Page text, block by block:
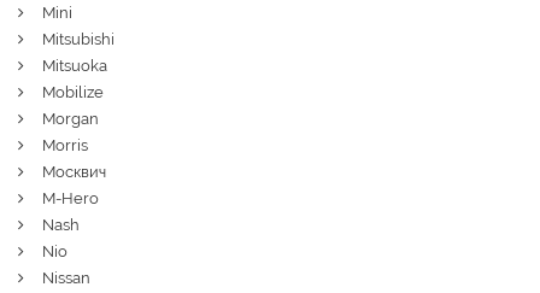
Mini
Mitsubishi
Mitsuoka
Mobilize
Morgan
Morris
Москвич
M-Hero
Nash
Nio
Nissan